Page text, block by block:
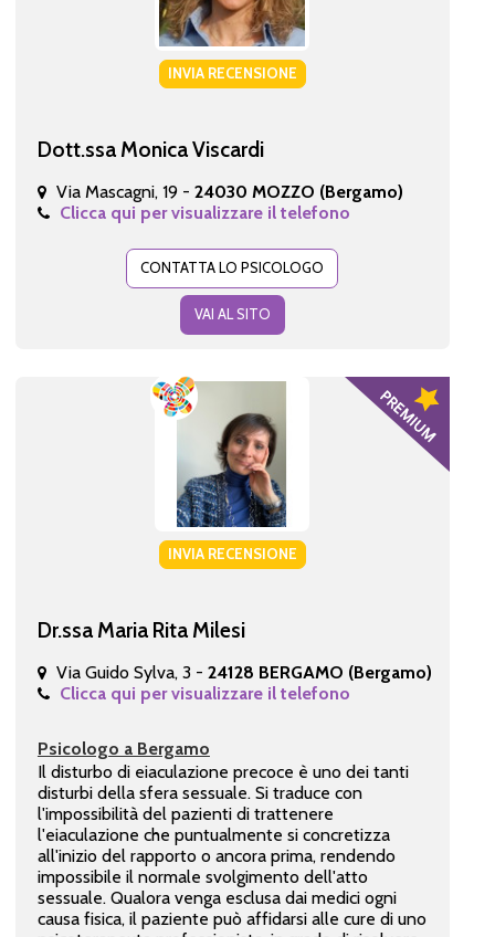
INVIA RECENSIONE
Dott.ssa Monica Viscardi
Via Mascagni, 19 - 24030 MOZZO (Bergamo)
Clicca qui per visualizzare il telefono
CONTATTA LO PSICOLOGO
VAI AL SITO
INVIA RECENSIONE
Dr.ssa Maria Rita Milesi
Via Guido Sylva, 3 - 24128 BERGAMO (Bergamo)
Clicca qui per visualizzare il telefono
Psicologo a Bergamo
Il disturbo di eiaculazione precoce è uno dei tanti
disturbi della sfera sessuale. Si traduce con
l'impossibilità del pazienti di trattenere
l'eiaculazione che puntualmente si concretizza
all'inizio del rapporto o ancora prima, rendendo
impossibile il normale svolgimento dell'atto
sessuale. Qualora venga esclusa dai medici ogni
causa fisica, il paziente può affidarsi alle cure di uno